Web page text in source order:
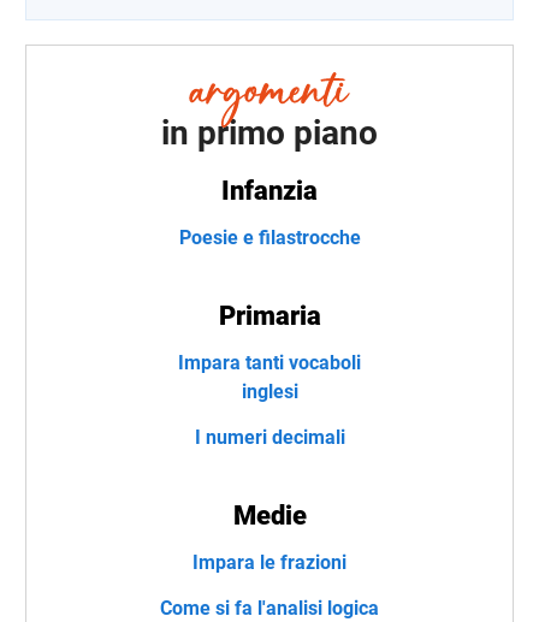
in primo piano
Infanzia
Poesie e filastrocche
Primaria
Impara tanti vocaboli
inglesi
I numeri decimali
Medie
Impara le frazioni
Come si fa l'analisi logica